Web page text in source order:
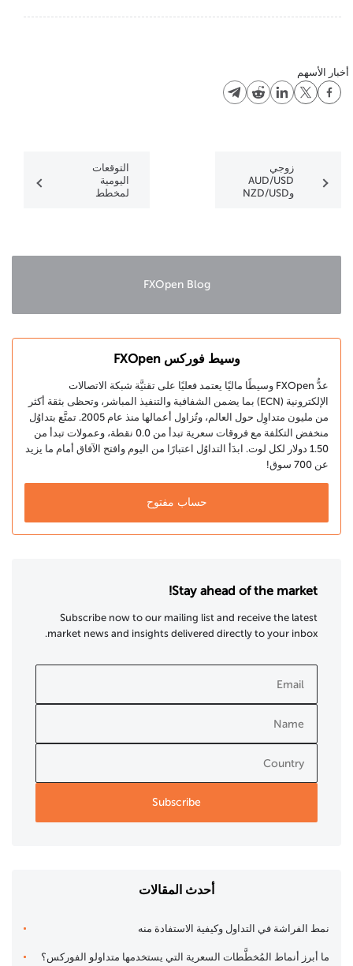
أخبار الأسهم
زوجي
AUD/USD
وNZD/USD
التوقعات
اليومية
لمخطط
الأمريكي
FXOpen Blog
وسيط فوركس FXOpen
عدُّ FXOpen وسيطًا ماليًا يعتمد فعليًا على تقنيَّة شبكة الاتصالات
الإلكترونية (ECN) بما يضمن الشفافية والتنفيذ المباشر، وتحظى بثقة أكثر
من مليون متداوِل حول العالم، وتُزاول أعمالها منذ عام 2005. تمتَّع بتداوُل
منخفض التكلفة مع فروقات سعرية تبدأ من 0.0 نقطة، وعمولات تبدأ من
1.50 دولار لكل لوت. ابدَأ التداوُل اعتبارًا من اليوم وافتح الآفاق أمام ما يزيد
عن 700 سوق!
حساب مفتوح
Stay ahead of the market!
Subscribe now to our mailing list and receive the latest
market news and insights delivered directly to your inbox.
أحدث المقالات
نمط الفراشة في التداول وكيفية الاستفادة منه
ما أبرز أنماط المُخطَّطات السعرية التي يستخدمها متداولو الفوركس؟